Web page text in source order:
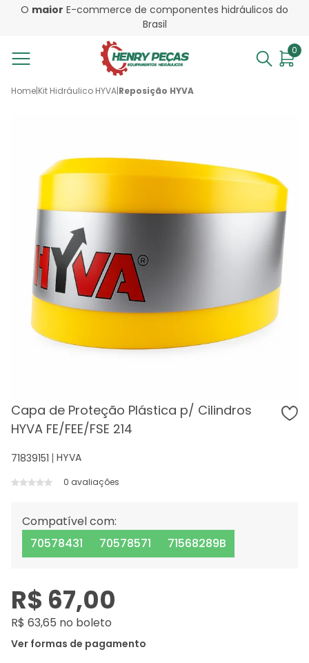
O maior E-commerce de componentes hidráulicos do
Brasil
0
Home|Kit Hidráulico HYVA|Reposição HYVA
Capa de Proteção Plástica p/ Cilindros
HYVA FE/FEE/FSE 214
71839151 HYVA
0 avaliações
R$ 67,00
R$ 63,65 no boleto
Ver formas de pagamento
Compatível com:
70578431
70578571 71568289B